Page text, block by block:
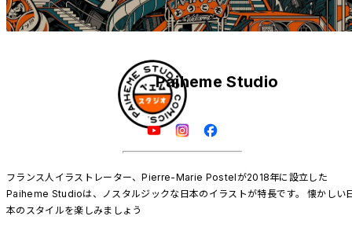
Paiheme Studio
フランス人イラストレーター、Pierre-Marie Postelが2018年に設立した
Paiheme Studioは、ノスタルジックな日本のイラストが特長です。 懐かしい
本のスタイルを楽しみましょう